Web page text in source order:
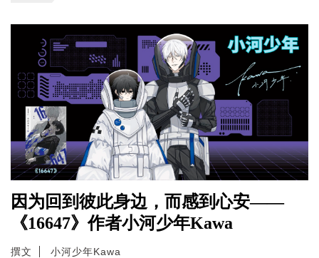
因为回到彼此身边，而感到心安——
《16647》作者小河少年Kawa
撰文 小河少年Kawa